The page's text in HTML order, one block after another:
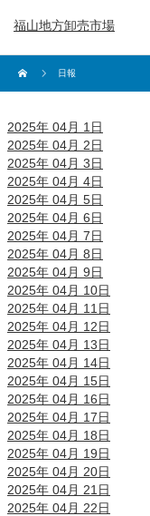
福山地方卸売市場
日報
2025年 04月 1日
2025年 04月 2日
2025年 04月 3日
2025年 04月 4日
2025年 04月 5日
2025年 04月 6日
2025年 04月 7日
2025年 04月 8日
2025年 04月 9日
2025年 04月 10日
2025年 04月 11日
2025年 04月 12日
2025年 04月 13日
2025年 04月 14日
2025年 04月 15日
2025年 04月 16日
2025年 04月 17日
2025年 04月 18日
2025年 04月 19日
2025年 04月 20日
2025年 04月 21日
2025年 04月 22日